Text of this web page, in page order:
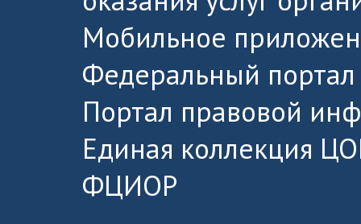
Мобильное
Федеральный портал
Портал правовой
Единая коллекция
ФЦИОР